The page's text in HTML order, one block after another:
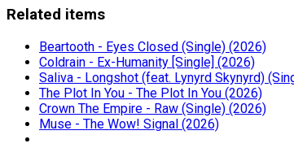
Related items
Beartooth - Eyes Closed (Single) (2026)
Coldrain - Ex-Humanity [Single] (2026)
Saliva - Longshot (feat. Lynyrd Skynyrd)
The Plot In You - The Plot In You (2026)
Crown The Empire - Raw (Single) (2026)
Muse - The Wow! Signal (2026)